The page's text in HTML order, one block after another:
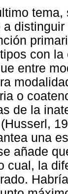
a
con
entre
o
de la
una
añade
cual, la